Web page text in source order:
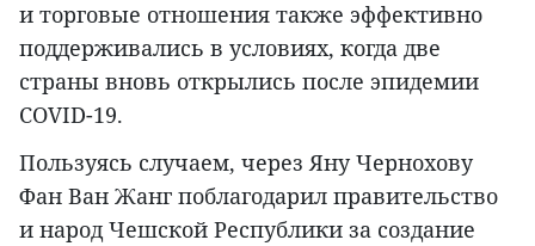
и торговые отношения также эффективно
поддерживались в условиях, когда две
страны вновь открылись после эпидемии
COVID-19.
Пользуясь случаем, через Яну Чернохову
Фан Ван Жанг поблагодарил правительство
и народ Чешской Республики за создание